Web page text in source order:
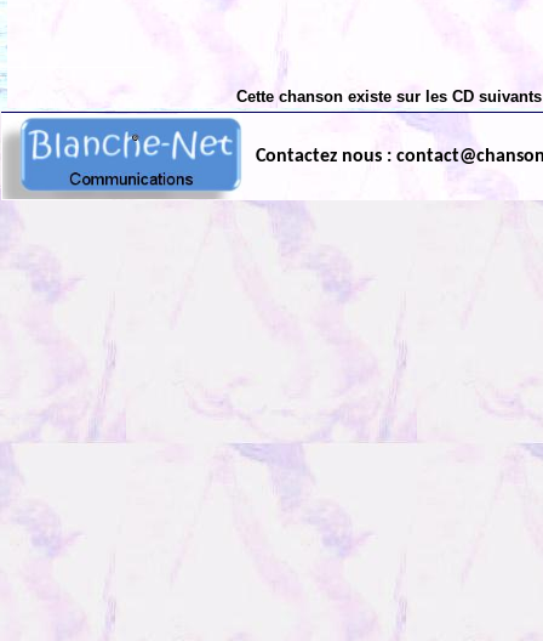
Cette chanson existe sur les CD
Contactez nous :